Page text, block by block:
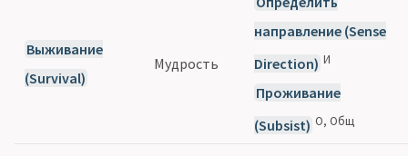
Выживание
(Survival)
Мудрость
направление (Sense
Direction) И
Проживание
(Subsist) О, Общ